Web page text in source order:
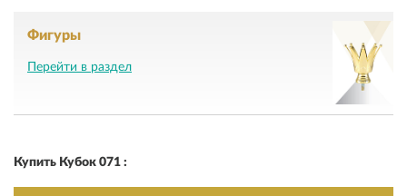
Фигуры
Перейти в раздел
Купить Кубок 071 :